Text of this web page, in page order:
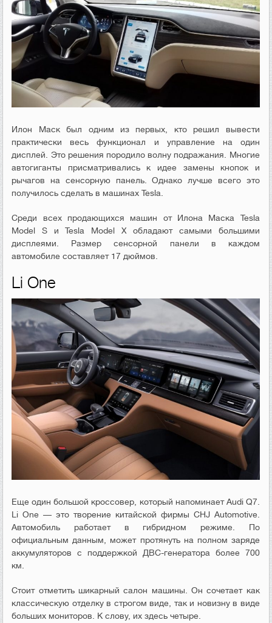
Илон Маск был одним из первых, кто решил вывести
практически весь функционал и управление на один
дисплей. Это решения породило волну подражания. Многие
автогиганты присматривались к идее замены кнопок и
рычагов на сенсорную панель. Однако лучше всего это
получилось сделать в машинах Tesla.
Среди всех продающихся машин от Илона Маска Tesla
Model S и Tesla Model X обладают самыми большими
дисплеями. Размер сенсорной панели в каждом
автомобиле составляет 17 дюймов.
Li One
Еще один большой кроссовер, который напоминаетAudi Q7.
Li One — это творение китайской фирмы CHJ Automotive.
Автомобиль работает в гибридном режиме. По
официальным данным, может протянуть на полном заряде
аккумуляторов с поддержкой ДВС-генератора более 700
км.
Стоит отметить шикарный салон машины. Он сочетает как
классическую отделку в строгом виде, так и новизну в виде
больших мониторов. К слову, их здесь четыре.